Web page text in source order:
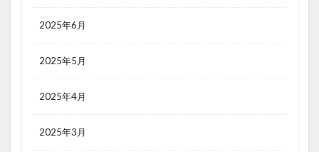
2025年6月
2025年5月
2025年4月
2025年3月